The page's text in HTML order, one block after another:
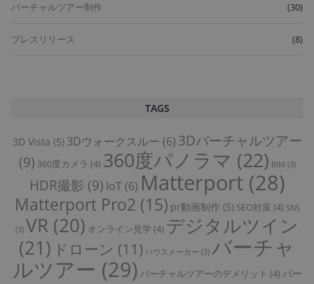
バーチャルツアー制作 (30)
プレスリリース (8)
TAGS
3D Vista (5) 3Dウォークスルー (6) 3Dバーチャルツアー
(9) 360度カメラ (4) 360度パノラマ (22) BIM (3)
HDR撮影 (9) IoT(6) Matterport(28)
Matterport Pro2 (15) pr動画制作 (5) SEO対策 (4) SNS
(3) VR (20) オンライン見学 (4) デジタルツイン
(21) ドローン (11) ハウスメーカー (3) バーチャ
ルツアー (29) バーチャルツアーのデメリット (4) バー